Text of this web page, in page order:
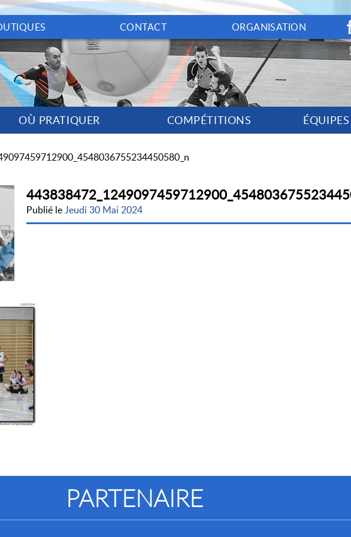
CONTACT ORGANISATION
OÙ PRATIQUER COMPÉTITIONS
Publié leJeudi 30 Mai 2024
PARTENAIRE